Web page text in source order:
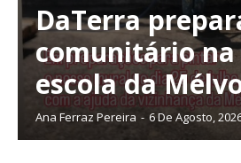
DaTerra
comunitário
escola da
Ana Ferraz Pereira - 6 De Agosto,